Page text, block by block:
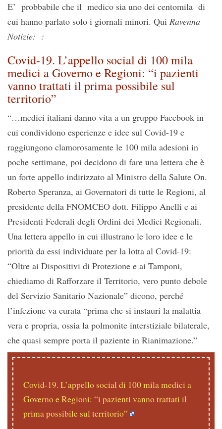
E’ probbabile che il medico sia uno dei centomila di
cui hanno parlato solo i giornali minori. Qui Ravenna
Notizie: :
Covid-19. L’appello social di 100 mila
medici a Governo e Regioni: “i pazienti
vanno trattati il prima possibile sul
territorio”
“…medici italiani danno vita a un gruppo Facebook in
cui condividono esperienze e idee sul Covid-19 e
raggiungono clamorosamente le 100 mila adesioni in
poche settimane, poi decidono di fare una lettera che è
un forte appello indirizzato al Ministro della Salute On.
Roberto Speranza, ai Governatori di tutte le Regioni, al
presidente della FNOMCEO dott. Filippo Anelli e ai
Presidenti Federali degli Ordini dei Medici Regionali.
Una lettera appello in cui illustrano le loro idee e le
priorità da essi individuate per la lotta al Covid-19:
“Oltre ai Dispositivi di Protezione e ai Tamponi,
chiediamo di Rafforzare il Territorio, vero punto debole
del Servizio Sanitario Nazionale” dicono, perché
l’infezione va curata “prima che si instauri la malattia
vera e propria, ossia la polmonite interstiziale bilaterale,
che quasi sempre porta il paziente in Rianimazione.”
Covid-19. L’appello social di 100 mila medici a
Governo e Regioni: “i pazienti vanno trattati il
prima possibile sul territorio”